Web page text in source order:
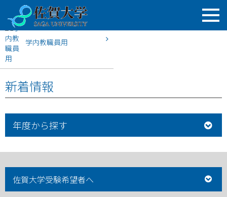
学内教職員用
HOME
新着情報
年度から探す
佐賀大学受験希望者へ